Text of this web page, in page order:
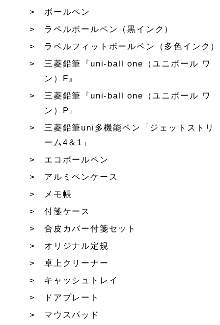
ボールペン
ラペルボールペン（黒インク）
ラペルフィットボールペン（多色インク）
三菱鉛筆『uni-ball one（ユニボール ワ
ン）F』
三菱鉛筆『uni-ball one（ユニボール ワ
ン）P』
三菱鉛筆uni多機能ペン「ジェットストリ
ーム4＆1」
エコボールペン
アルミペンケース
メモ帳
付箋ケース
合皮カバー付箋セット
オリジナル定規
卓上クリーナー
キャッシュトレイ
ドアプレート
マウスパッド